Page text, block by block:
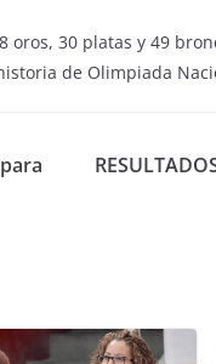
30 platas y 49
de Olimpiada